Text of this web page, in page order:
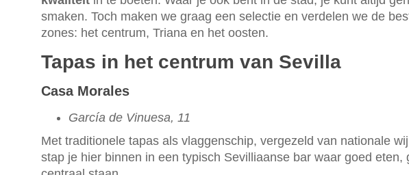
smaken. Toch maken we graag een selectie en verdelen we de
zones: het centrum, Triana en het oosten.
Tapas in het centrum van Sevilla
Casa Morales
García de Vinuesa, 11
Met traditionele tapas als vlaggenschip, vergezeld van nationale
stap je hier binnen in een typisch Sevilliaanse bar waar goed